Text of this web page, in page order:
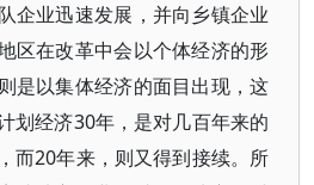
企业迅速发展，并向乡镇企业
区在改革中会以个体经济的形
是以集体经济的面目出现，这
划经济30年，是对几百年来的
而20年来，则又得到接续。所